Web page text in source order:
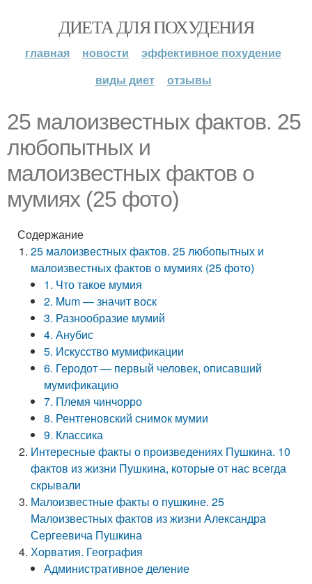
ДИЕТА ДЛЯ ПОХУДЕНИЯ
главная новости
эффективное похудение
виды диет
отзывы
25 малоизвестных фактов. 25
любопытных и
малоизвестных фактов о
мумиях (25 фото)
Содержание
25 малоизвестных фактов. 25 любопытных и
малоизвестных фактов о мумиях (25 фото)
1. Что такое мумия
2. Mum — значит воск
3. Разнообразие мумий
4. Анубис
5. Искусство мумификации
6. Геродот — первый человек, описавший
мумификацию
7. Племя чинчорро
8. Рентгеновский снимок мумии
9. Классика
Интересные факты о произведениях Пушкина. 10
фактов из жизни Пушкина, которые от нас всегда
скрывали
Малоизвестные факты о пушкине. 25
Малоизвестных фактов из жизни Александра
Сергеевича Пушкина
Хорватия. География
Административное деление